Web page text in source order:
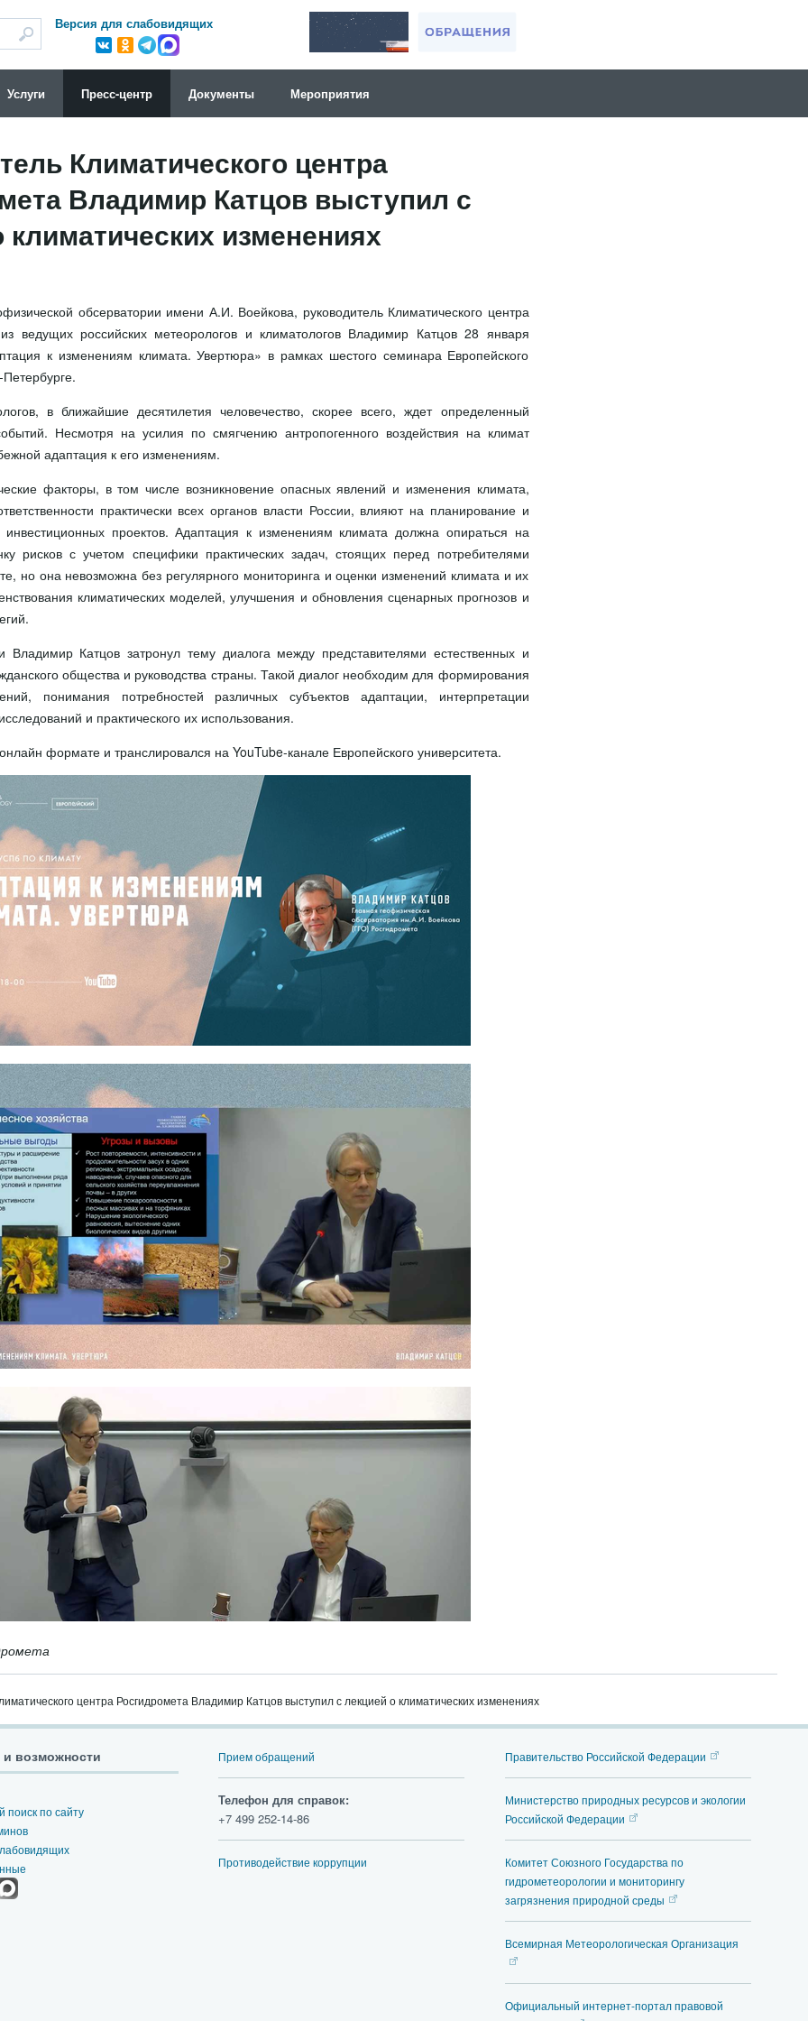
Версия для слабовидящих
Услуги Пресс-центр Документы Мероприятия
Климатического центра
Владимир Катцов выступил с
климатических изменениях
обсерватории имени А.И. Воейкова, руководитель Климатического центра
ведущих российских метеорологов и климатологов Владимир Катцов 28 января
к изменениям климата. Увертюра» в рамках шестого семинара Европейского
в ближайшие десятилетия человечество, скорее всего, ждет определенный
Несмотря на усилия по смягчению антропогенного воздействия на климат
адаптация к его изменениям.
факторы, в том числе возникновение опасных явлений и изменения климата,
практически всех органов власти России, влияют на планирование и
проектов. Адаптация к изменениям климата должна опираться на
рисков с учетом специфики практических задач, стоящих перед потребителями
но она невозможна без регулярного мониторинга и оценки изменений климата и их
климатических моделей, улучшения и обновления сценарных прогнозов и
Владимир Катцов затронул тему диалога между представителями естественных и
общества и руководства страны. Такой диалог необходим для формирования
понимания потребностей различных субъектов адаптации, интерпретации
и практического их использования.
формате и транслировался на YouTube-канале Европейского университета.
центра Росгидромета Владимир Катцов выступил с лекцией о климатических изменениях
и возможности
по сайту
Прием обращений
Телефон для справок:
+7 499 252-14-86
Противодействие коррупции
Правительство Российской Федерации
Министерство природных ресурсов и экологии
Российской Федерации
Комитет Союзного Государства по
гидрометеорологии и мониторингу
загрязнения природной среды
Всемирная Метеорологическая Организация
Официальный интернет-портал правовой